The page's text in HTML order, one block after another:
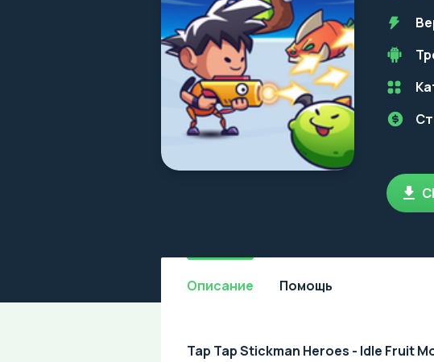
Описание Помощь
Tap Tap Stickman Heroes - Idle Fruit